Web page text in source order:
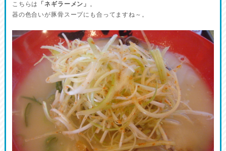
こちらは
「ネギラーメン」 。
器の色合いが豚骨スープにも合ってますね～。